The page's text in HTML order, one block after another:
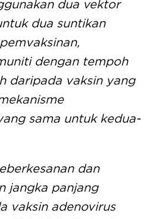
dua vektor
dua suntikan
dengan tempoh
daripada vaksin yang
sama untuk kedua-
dan
jangka panjang
vaksin adenovirus